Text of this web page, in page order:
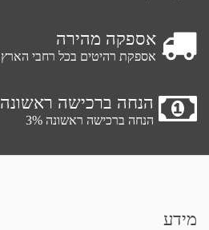
אספקה מהירה
אספקת רהיטים בכל רחבי הארץ
הנחה ברכישה ראשונה
הנחה ברכישה ראשונה 3%
מידע